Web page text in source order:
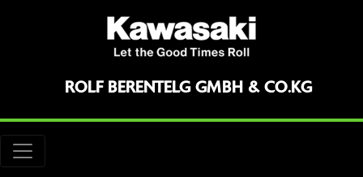
ROLF BERENTELG GMBH & CO.KG